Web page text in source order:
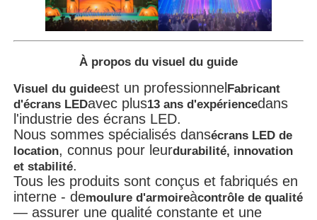
À propos du visuel du guide
Visuel du guideest un professionnel Fabricant
d'écrans LEDavec plus13 ans d'expériencedans
l'industrie des écrans LED.
Nous sommes spécialisés dansécrans LED de
location, connus pour leurdurabilité, innovation
et stabilité.
Tous les produits sont conçus et fabriqués en
interne - demoulure d'armoireàcontrôle de qualité
— assurer une qualité constante et une